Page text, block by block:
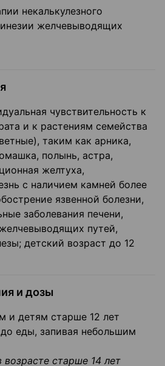
некалькулезного
желчевыводящих
чувствительность к
и к растениям семейства
таким как арника,
полынь, астра,
желтуха,
с наличием камней более
язвенной болезни,
заболевания печени,
путей,
детский возраст до 12
и дозы
и детям старше 12 лет
еды, запивая небольшим
старше 14 лет